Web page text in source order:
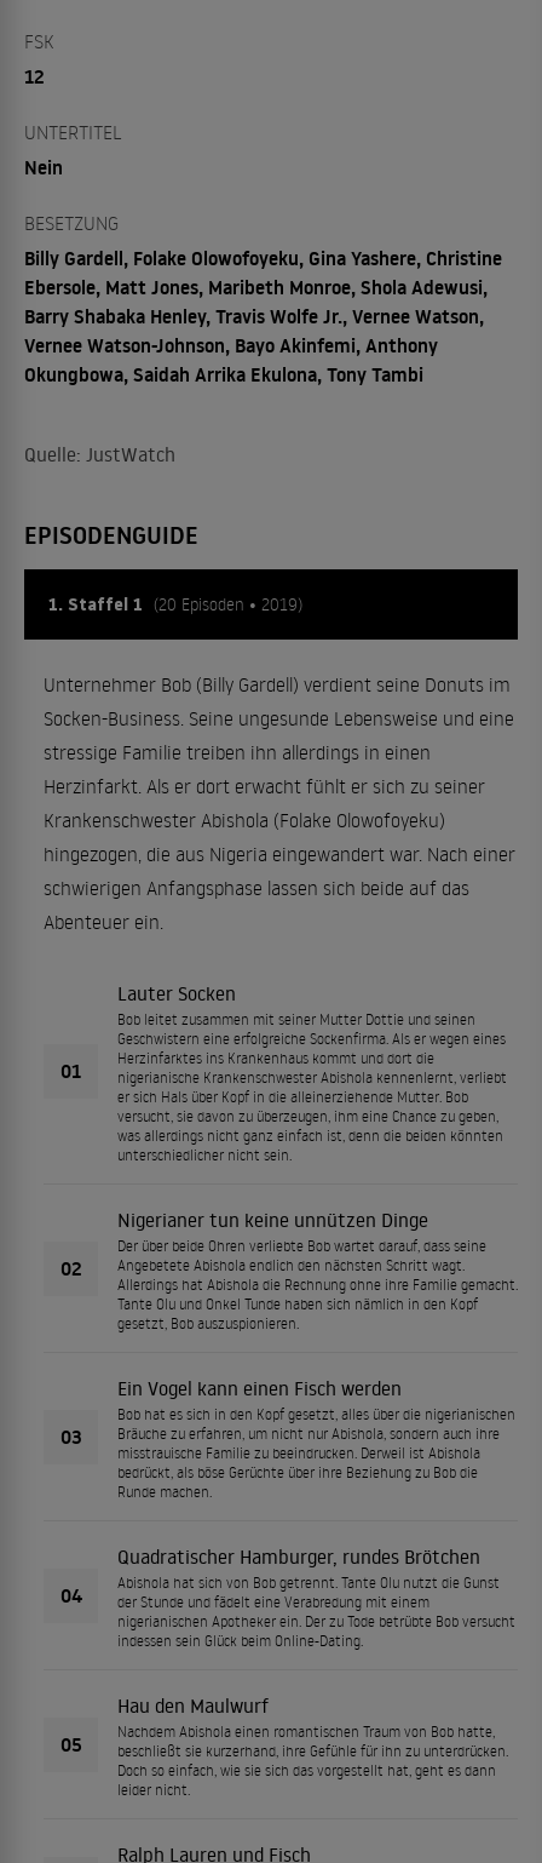
FSK
12
UNTERTITEL
Nein
BESETZUNG
Billy Gardell, Folake Olowofoyeku, Gina Yashere, Christine
Ebersole, Matt Jones, Maribeth Monroe, Shola Adewusi,
Barry Shabaka Henley, Travis Wolfe Jr., Vernee Watson,
Vernee Watson-Johnson, Bayo Akinfemi, Anthony
Okungbowa, Saidah Arrika Ekulona, Tony Tambi
Quelle: JustWatch
EPISODENGUIDE
1. Staffel 1 (20 Episoden • 2019)
Unternehmer Bob (Billy Gardell) verdient seine Donuts im
Socken-Business. Seine ungesunde Lebensweise und eine
stressige Familie treiben ihn allerdings in einen
Herzinfarkt. Als er dort erwacht fühlt er sich zu seiner
Krankenschwester Abishola (Folake Olowofoyeku)
hingezogen, die aus Nigeria eingewandert war. Nach einer
schwierigen Anfangsphase lassen sich beide auf das
Abenteuer ein.
01
Lauter Socken
Bob leitet zusammen mit seiner Mutter Dottie und seinen
Geschwistern eine erfolgreiche Sockenfirma. Als er wegen eines
Herzinfarktes ins Krankenhaus kommt und dort die
nigerianische Krankenschwester Abishola kennenlernt, verliebt
er sich Hals über Kopf in die alleinerziehende Mutter. Bob
versucht, sie davon zu überzeugen, ihm eine Chance zu geben,
was allerdings nicht ganz einfach ist, denn die beiden könnten
unterschiedlicher nicht sein.
02
Nigerianer tun keine unnützen Dinge
Der über beide Ohren verliebte Bob wartet darauf, dass seine
Angebetete Abishola endlich den nächsten Schritt wagt.
Allerdings hat Abishola die Rechnung ohne ihre Familie gemacht.
Tante Olu und Onkel Tunde haben sich nämlich in den Kopf
gesetzt, Bob auszuspionieren.
03
Ein Vogel kann einen Fisch werden
Bob hat es sich in den Kopf gesetzt, alles über die nigerianischen
Bräuche zu erfahren, um nicht nur Abishola, sondern auch ihre
misstrauische Familie zu beeindrucken. Derweil ist Abishola
bedrückt, als böse Gerüchte über ihre Beziehung zu Bob die
Runde machen.
04
Quadratischer Hamburger, rundes Brötchen
Abishola hat sich von Bob getrennt. Tante Olu nutzt die Gunst
der Stunde und fädelt eine Verabredung mit einem
nigerianischen Apotheker ein. Der zu Tode betrübte Bob versucht
indessen sein Glück beim Online-Dating.
05
Hau den Maulwurf
Nachdem Abishola einen romantischen Traum von Bob hatte,
beschließt sie kurzerhand, ihre Gefühle für ihn zu unterdrücken.
Doch so einfach, wie sie sich das vorgestellt hat, geht es dann
leider nicht.
Ralph Lauren und Fisch